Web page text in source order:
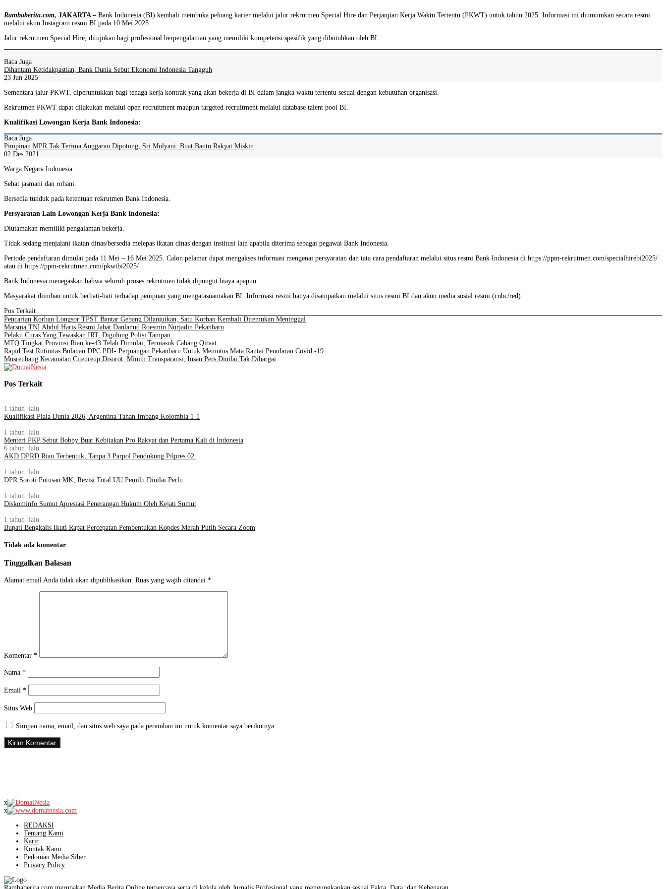
Rambaberita.com, JAKARTA – Bank Indonesia (BI) kembali membuka peluang karier melalui jalur rekrutmen Special Hire dan Perjanjian Kerja Waktu Tertentu (PKWT) untuk tahun 2025. Informasi ini diumumkan secara resmi
melalui akun Instagram resmi BI pada 10 Mei 2025.
Jalur rekrutmen Special Hire, ditujukan bagi profesional berpengalaman yang memiliki kompetensi spesifik yang dibutuhkan oleh BI.
Baca Juga
Dihantam Ketidakpastian, Bank Dunia Sebut Ekonomi Indonesia Tangguh
23 Jun 2025
Sementara jalur PKWT, diperuntukkan bagi tenaga kerja kontrak yang akan bekerja di BI dalam jangka waktu tertentu sesuai dengan kebutuhan organisasi.
Rekrutmen PKWT dapat dilakukan melalui open recruitment maupun targeted recruitment melalui database talent pool BI.
Kualifikasi Lowongan Kerja Bank Indonesia:
Baca Juga
Pimpinan MPR Tak Terima Anggaran Dipotong, Sri Mulyani: Buat Bantu Rakyat Miskin
02 Des 2021
Warga Negara Indonesia.
Sehat jasmani dan rohani.
Bersedia tunduk pada ketentuan rekrutmen Bank Indonesia.
Persyaratan Lain Lowongan Kerja Bank Indonesia:
Diutamakan memiliki pengalaman bekerja.
Tidak sedang menjalani ikatan dinas/bersedia melepas ikatan dinas dengan institusi lain apabila diterima sebagai pegawai Bank Indonesia.
Periode pendaftaran dimulai pada 11 Mei – 16 Mei 2025. Calon pelamar dapat mengakses informasi mengenai persyaratan dan tata cara pendaftaran melalui situs resmi Bank Indonesia di https://ppm-rekrutmen.com/specialhirebi2025/
atau di https://ppm-rekrutmen.com/pkwtbi2025/
Bank Indonesia menegaskan bahwa seluruh proses rekrutmen tidak dipungut biaya apapun.
Masyarakat diimbau untuk berhati-hati terhadap penipuan yang mengatasnamakan BI. Informasi resmi hanya disampaikan melalui situs resmi BI dan akun media sosial resmi.(cnbc/red)
Pos Terkait
Pencarian Korban Longsor TPST Bantar Gebang Dilanjutkan, Satu Korban Kembali Ditemukan Meninggal
Marsma TNI Abdul Haris Resmi Jabat Danlanud Roesmin Nurjadin Pekanbaru
Pelaku Curas Yang Tewaskan IRT, Digulung Polisi Tampan.
MTQ Tingkat Provinsi Riau ke-43 Telah Dimulai, Termasuk Cabang Qiraat
Rapid Test Rutinitas Bulanan DPC PDI- Perjuangan Pekanbaru Untuk Memutus Mata Rantai Penularan Covid -19.
Musrenbang Kecamatan Citeureup Disorot: Minim Transparansi, Insan Pers Dinilai Tak Dihargai
Pos Terkait
1 tahun lalu
Kualifikasi Piala Dunia 2026, Argentina Tahan Imbang Kolombia 1-1
1 tahun lalu
Menteri PKP Sebut Bobby Buat Kebijakan Pro Rakyat dan Pertama Kali di Indonesia
6 tahun lalu
AKD DPRD Riau Terbentuk, Tanpa 3 Parpol Pendukung Pilpres 02.
1 tahun lalu
DPR Soroti Putusan MK, Revisi Total UU Pemilu Dinilai Perlu
1 tahun lalu
Diskominfo Sumut Apresiasi Penerangan Hukum Oleh Kejati Sumut
1 tahun lalu
Bupati Bengkalis Ikuti Rapat Percepatan Pembentukan Kopdes Merah Putih Secara Zoom
Tidak ada komentar
Tinggalkan Balasan
Alamat email Anda tidak akan dipublikasikan. Ruas yang wajib ditandai *
Komentar *
Nama *
Email *
Situs Web
Simpan nama, email, dan situs web saya pada peramban ini untuk komentar saya berikutnya.
x
x
REDAKSI
Tentang Kami
Karir
Kontak Kami
Pedoman Media Siber
Privacy Policy